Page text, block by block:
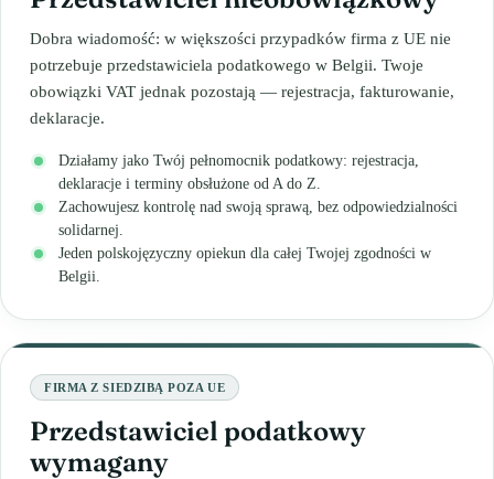
Dobra wiadomość: w większości przypadków firma z UE nie
potrzebuje przedstawiciela podatkowego w Belgii. Twoje
obowiązki VAT jednak pozostają — rejestracja, fakturowanie,
deklaracje.
Działamy jako Twój pełnomocnik podatkowy: rejestracja,
deklaracje i terminy obsłużone od A do Z.
Zachowujesz kontrolę nad swoją sprawą, bez odpowiedzialności
solidarnej.
Jeden polskojęzyczny opiekun dla całej Twojej zgodności w
Belgii.
FIRMA Z SIEDZIBĄ POZA UE
Przedstawiciel podatkowy
wymagany